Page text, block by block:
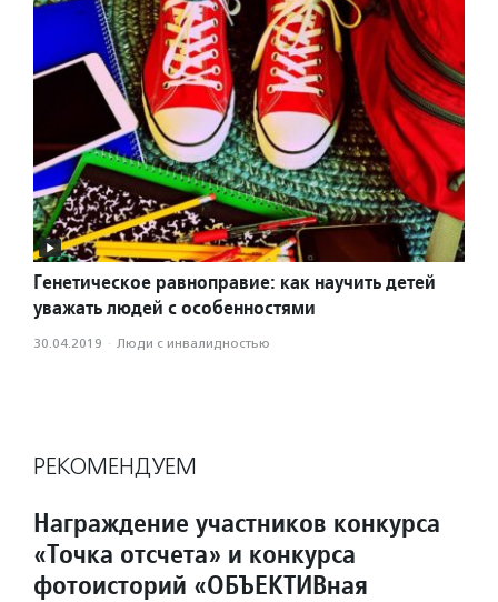
Генетическое равноправие: как научить детей
уважать людей с особенностями
30.04.2019 · Люди с инвалидностью
РЕКОМЕНДУЕМ
Награждение участников конкурса
«Точка отсчета» и конкурса
фотоисторий «ОБЪЕКТИВная